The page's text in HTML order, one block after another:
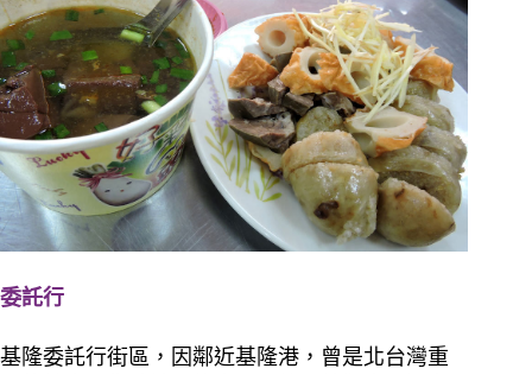
委託行
基隆委託行街區，因鄰近基隆港，曾是北台灣重